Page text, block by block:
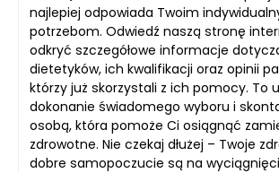
najlepiej odpowiada Twoim
potrzebom. Odwiedź naszą stronę
odkryć szczegółowe informacje
dietetyków, ich kwalifikacji oraz opinii
którzy już skorzystali z ich pomocy. To
dokonanie świadomego wyboru i
osobą, która pomoże Ci osiągnąć
zdrowotne. Nie czekaj dłużej – Twoje
dobre samopoczucie są na